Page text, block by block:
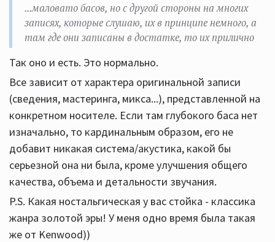
...маловато басов, но с другой стороны на многих
записях, которые слушаю, их в принципе немного, а
там где они записаны в достатке, то их прилично
Так оно и есть. Это нормально.
Все зависит от характера оригинальной записи
(сведения, мастеринга, микса...), представленной на
конкретном носителе. Если там глубокого баса нет
изначально, то кардинальным образом, его не
добавит никакая система/акустика, какой бы
серьезной она ни была, кроме улучшения общего
качества, объема и детальности звучания.
P.S. Какая ностальгическая у вас стойка - классика
жанра золотой эры! У меня одно время была такая
же от Kenwood))